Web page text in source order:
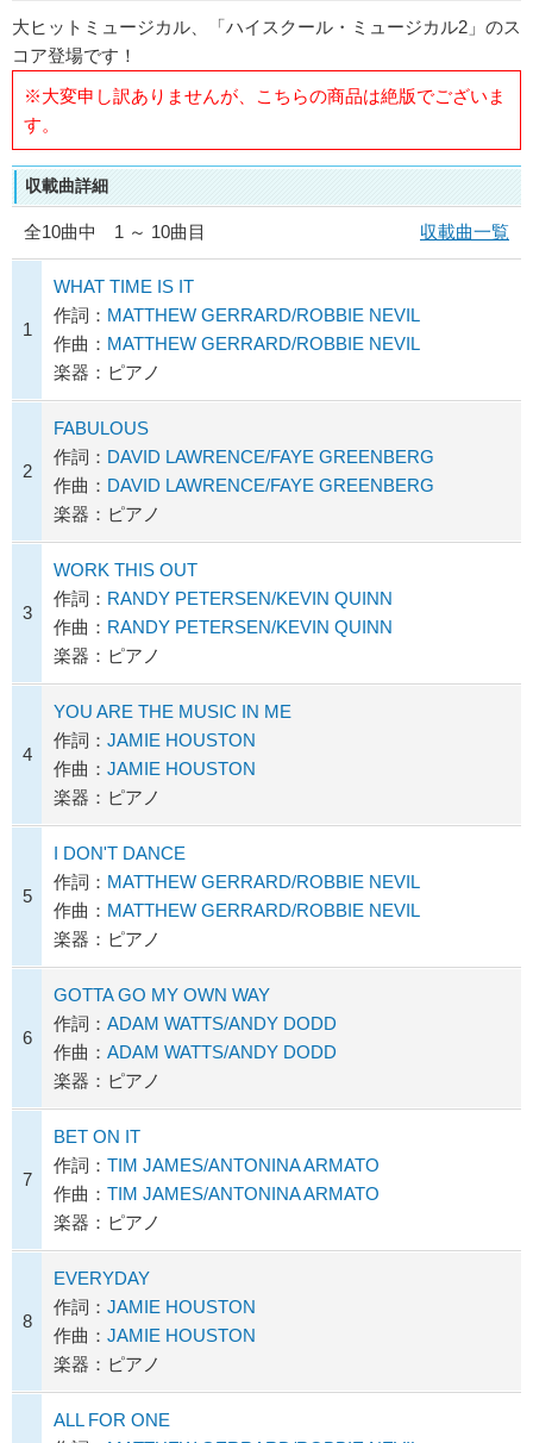
大ヒットミュージカル、「ハイスクール・ミュージカル2」のス
コア登場です！
※大変申し訳ありませんが、こちらの商品は絶版でございま
す。
収載曲詳細
全10曲中 1 ～ 10曲目 収載曲一覧
1
WHAT TIME IS IT
作詞： MATTHEW GERRARD/ROBBIE NEVIL
作曲： MATTHEW GERRARD/ROBBIE NEVIL
楽器：ピアノ
2
FABULOUS
作詞： DAVID LAWRENCE/FAYE GREENBERG
作曲： DAVID LAWRENCE/FAYE GREENBERG
楽器：ピアノ
3
WORK THIS OUT
作詞： RANDY PETERSEN/KEVIN QUINN
作曲： RANDY PETERSEN/KEVIN QUINN
楽器：ピアノ
4
YOU ARE THE MUSIC IN ME
作詞： JAMIE HOUSTON
作曲： JAMIE HOUSTON
楽器：ピアノ
5
I DON'T DANCE
作詞： MATTHEW GERRARD/ROBBIE NEVIL
作曲： MATTHEW GERRARD/ROBBIE NEVIL
楽器：ピアノ
6
GOTTA GO MY OWN WAY
作詞： ADAM WATTS/ANDY DODD
作曲： ADAM WATTS/ANDY DODD
楽器：ピアノ
7
BET ON IT
作詞： TIM JAMES/ANTONINA ARMATO
作曲： TIM JAMES/ANTONINA ARMATO
楽器：ピアノ
8
EVERYDAY
作詞： JAMIE HOUSTON
作曲： JAMIE HOUSTON
楽器：ピアノ
ALL FOR ONE